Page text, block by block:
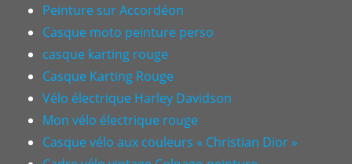
Peinture sur Accordéon
Casque moto peinture perso
casque karting rouge
Casque Karting Rouge
Vélo électrique Harley Davidson
Mon vélo électrique rouge
Casque vélo aux couleurs « Christian Dior »